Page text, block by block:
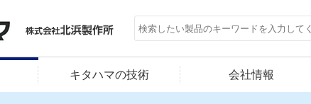
キタハマの技術 会社情報